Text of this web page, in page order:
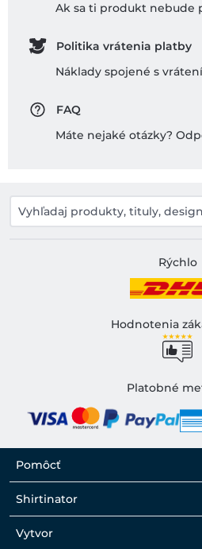
Ak sa ti produkt nebude
Politika vrátenia platby
Náklady spojené s
FAQ
Máte nejaké otázky?
Rýchlo
Hodnotenia
Platobné
Pomôcť
Shirtinator
Vytvor